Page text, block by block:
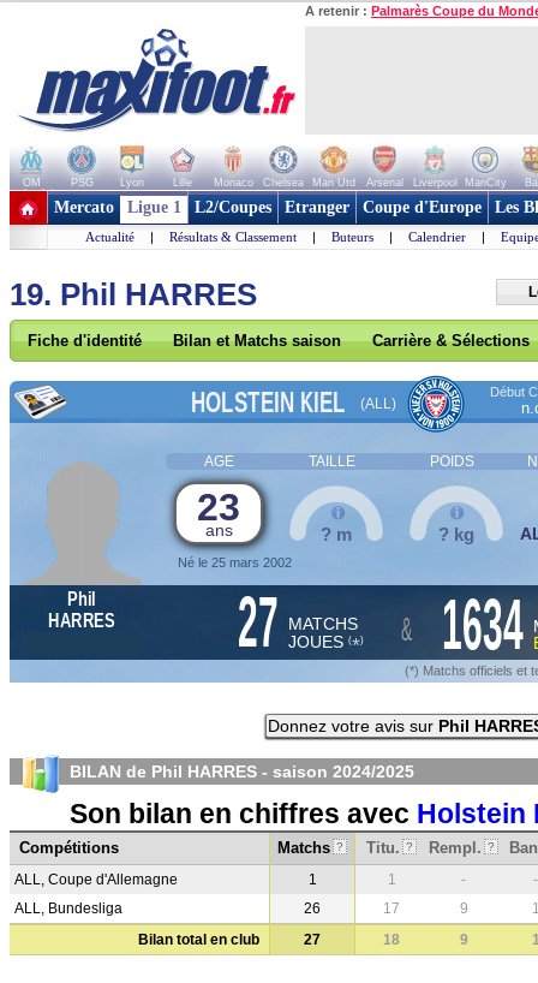
A retenir : Palmarès Coupe du
OM PSG Lyon Lille Monaco Chelsea Man Utd Arsenal Liverpool ManCity
+ de clubs
Mercato Ligue 1 L2/Coupes Etranger Coupe d'Europe Les
Actualité | Résultats & Classement | Buteurs | Calendrier |
19. Phil HARRES
Fiche d'identité Bilan et Matchs saison Carrière & Sélections
HOLSTEIN KIEL (ALL)
Début
AGE TAILLE POIDS
23
ans
Né le 25 mars 2002
? m ? kg
Phil
HARRES
27 MATCHS
JOUES (*) & 1634
(*) Matchs officiels et
Donnez votre avis sur Phil
BILAN de Phil HARRES - saison 2024/2025
Son bilan en chiffres avec Holstein
Compétitions Matchs ? Titu. ? Rempl. ?
ALL, Coupe d'Allemagne 1 1 -
-
ALL, Bundesliga
26 17 9
Bilan total en club
27 18 9